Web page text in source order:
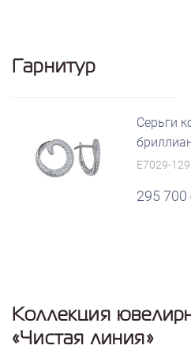
Гарнитур
Серьги
E7029-
295 700
Коллекция
«Чистая линия»